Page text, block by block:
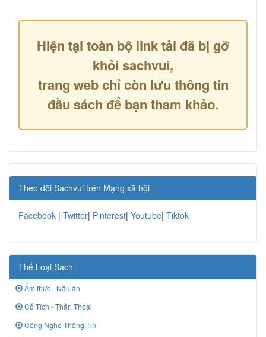
Hiện tại toàn bộ link tải đã bị gỡ
khỏi sachvui,
trang web chỉ còn lưu thông tin
đầu sách để bạn tham khảo.
Theo dõi Sachvui trên Mạng xã hội
Facebook | Twitter| Pinterest| Youtube| Tiktok
Thể Loại Sách
Ẩm thực - Nấu ăn
Cổ Tích - Thần Thoại
Công Nghệ Thông Tin